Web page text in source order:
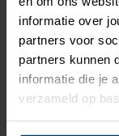
informatie over
partners voor
partners kunnen
informatie die je
verzameld op
Technische